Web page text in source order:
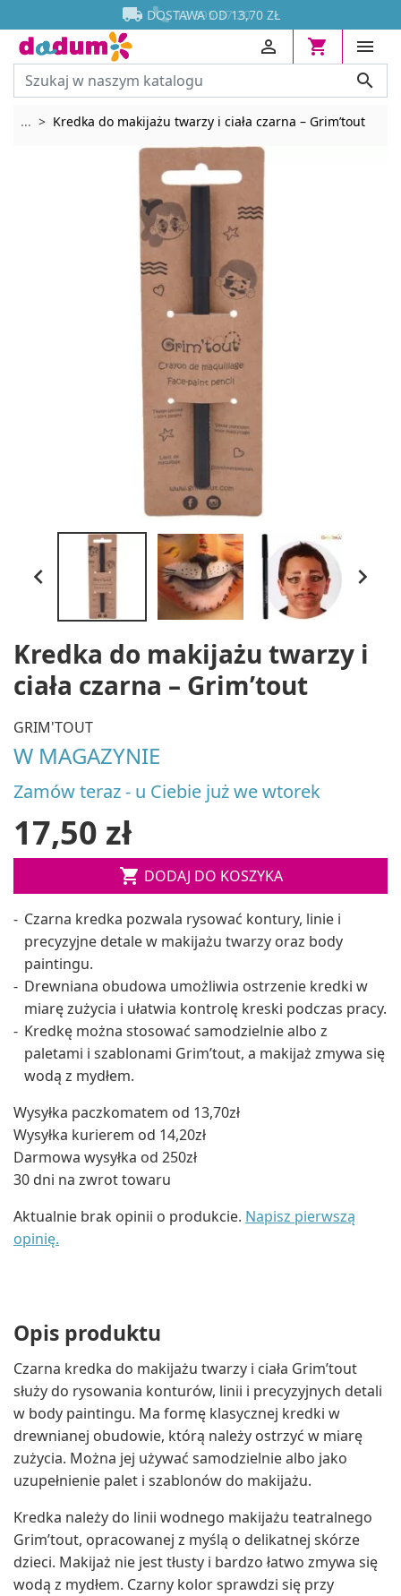

 DOSTAWA OD 13,70 ZŁ






... Rozwiń breadcrumbs
Kredka do makijażu twarzy i ciała czarna – Grim’tout
 
Kredka do makijażu twarzy i
ciała czarna – Grim’tout
GRIM'TOUT
W MAGAZYNIE
Zamów teraz - u Ciebie już we wtorek
17,50 zł
 DODAJ DO KOSZYKA
Czarna kredka pozwala rysować kontury, linie i
precyzyjne detale w makijażu twarzy oraz body
paintingu.
Drewniana obudowa umożliwia ostrzenie kredki w
miarę zużycia i ułatwia kontrolę kreski podczas pracy.
Kredkę można stosować samodzielnie albo z
paletami i szablonami Grim’tout, a makijaż zmywa się
wodą z mydłem.
Wysyłka paczkomatem od 13,70zł
Wysyłka kurierem od 14,20zł
Darmowa wysyłka od 250zł
30 dni na zwrot towaru
Aktualnie brak opinii o produkcie. Napisz pierwszą
opinię.
Opis produktu
Czarna kredka do makijażu twarzy i ciała Grim’tout
służy do rysowania konturów, linii i precyzyjnych detali
w body paintingu. Ma formę klasycznej kredki w
drewnianej obudowie, którą należy ostrzyć w miarę
zużycia. Można jej używać samodzielnie albo jako
uzupełnienie palet i szablonów do makijażu.
Kredka należy do linii wodnego makijażu teatralnego
Grim’tout, opracowanej z myślą o delikatnej skórze
dzieci. Makijaż nie jest tłusty i bardzo łatwo zmywa się
wodą z mydłem. Czarny kolor sprawdzi się przy